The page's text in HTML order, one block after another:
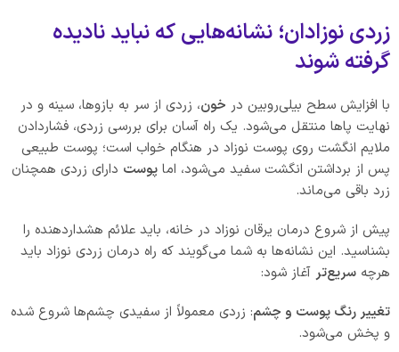
زردی نوزادان؛ نشانه‌هایی که نباید نادیده
گرفته شوند
با افزایش سطح بیلی‌روبین در خون، زردی از سر به بازوها، سینه و در
نهایت پاها منتقل می‌شود. یک راه آسان برای بررسی زردی، فشاردادن
ملایم انگشت روی پوست نوزاد در هنگام خواب است؛ پوست طبیعی
پس از برداشتن انگشت سفید می‌شود، اما پوست دارای زردی همچنان
زرد باقی می‌ماند.
پیش از شروع درمان یرقان نوزاد در خانه، باید علائم هشداردهنده را
بشناسید. این نشانه‌ها به شما می‌گویند که راه درمان زردی نوزاد باید
هرچه سریع‌تر آغاز شود:
تغییر رنگ پوست و چشم: زردی معمولاً از سفیدی چشم‌ها شروع شده
و پخش می‌شود.